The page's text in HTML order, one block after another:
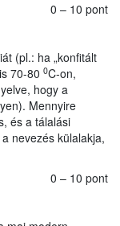
0 – 10 pont
(pl.: ha „konfitált
70-80 0C-on,
hogy a
Mennyire
és a tálalási
nevezés külalakja,
0 – 10 pont